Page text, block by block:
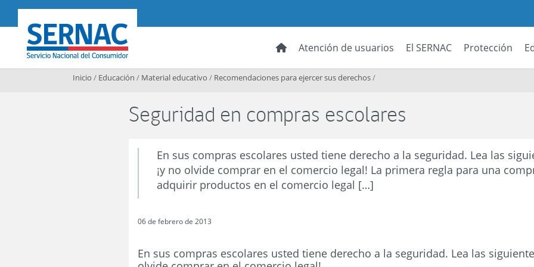
SERNAC
Atención de usuarios El SERNAC Protección
Inicio / Educación / Material educativo / Recomendaciones para ejercer sus derechos/
Seguridad en compras escolares
En sus compras escolares usted tiene derecho a la seguridad. Lea las
¡y no olvide comprar en el comercio legal! La primera regla para una
adquirir productos en el comercio legal […]
06 de febrero de 2013
En sus compras escolares usted tiene derecho a la seguridad. Lea las